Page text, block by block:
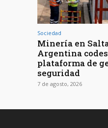
Sociedad
Minería en Salta
Argentina
plataforma de
seguridad
7 de agosto, 2026